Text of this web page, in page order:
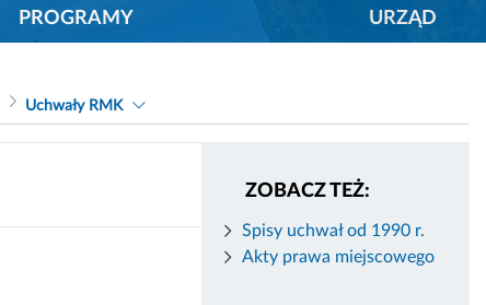
PROGRAMY
URZĄD
Uchwały RMK
ZOBACZ TEŻ:
Spisy uchwał od 1990 r.
Akty prawa miejscowego